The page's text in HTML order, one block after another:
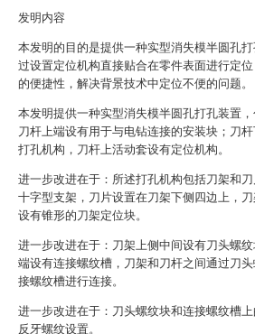
发明内容
本发明的目的是提供一种实型消失模半圆孔
过设置定位机构直接贴合在零件表面进行定
的便捷性，解决背景技术中定位不便的问题。
本发明提供一种实型消失模半圆孔打孔装置，
刀杆上端设有用于与电钻连接的安装块；刀
打孔机构，刀杆上活动套设有定位机构。
进一步改进在于：所述打孔机构包括刀架和
十字型支架，刀片设置在刀架下侧四边上，
设有锥形的刀架定位块。
进一步改进在于：刀架上侧中间设有刀头螺
端设有连接螺纹槽，刀架和刀杆之间通过刀
接螺纹槽进行连接。
进一步改进在于：刀头螺纹块和连接螺纹槽
反牙螺纹设置。